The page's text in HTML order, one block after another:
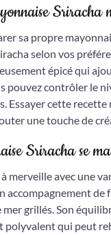
Sriracha
sa propre
selon vos
épicé qui
pouvez contrôler le
Essayer cette
une touche de
Sriracha se
merveille avec une
accompagnement
grillés. Son
polyvalent qui peut